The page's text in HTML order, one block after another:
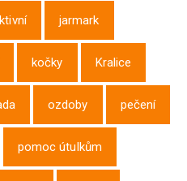
jarmark
kočky Kralice
ozdoby pečení
pomoc útulkům